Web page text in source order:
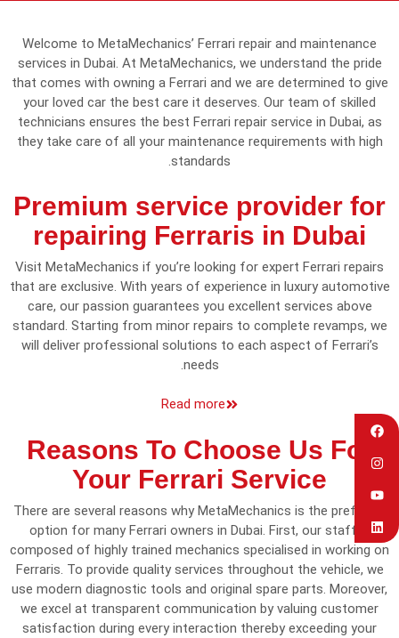
Welcome to MetaMechanics’ Ferrari repair and maintenance
services in Dubai. At MetaMechanics, we understand the pride
that comes with owning a Ferrari and we are determined to give
your loved car the best care it deserves. Our team of skilled
technicians ensures the best Ferrari repair service in Dubai, as
they take care of all your maintenance requirements with high
standards.
Premium service provider for
repairing Ferraris in Dubai
Visit MetaMechanics if you’re looking for expert Ferrari repairs
that are exclusive. With years of experience in luxury automotive
care, our passion guarantees you excellent services above
standard. Starting from minor repairs to complete revamps, we
will deliver professional solutions to each aspect of Ferrari’s
needs.
Read more
Reasons To Choose Us For
Your Ferrari Service
There are several reasons why MetaMechanics is the preferred
option for many Ferrari owners in Dubai. First, our staff is
composed of highly trained mechanics specialised in working on
Ferraris. To provide quality services throughout the vehicle, we
use modern diagnostic tools and original spare parts. Moreover,
we excel at transparent communication by valuing customer
satisfaction during every interaction thereby exceeding your